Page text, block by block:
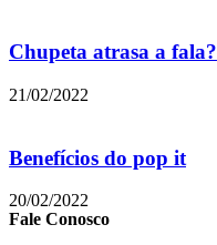
Chupeta atrasa a fala?
21/02/2022
Benefícios do pop it
20/02/2022
Fale Conosco